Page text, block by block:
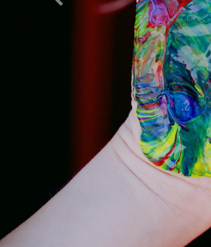
Previous